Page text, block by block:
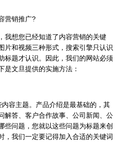
销推广?
想您已经知道了内容营销的关键
片和视频三种形式，搜索引擎只认识
标题才认识。因此，我们的网站必须
是文旦提供的实施方法：
容主题。产品介绍是最基础的，其
解答、客户合作故事、公司新闻、公
些问题，您就以这些问题为标题来创
，我们一定要记得加入合适的关键词